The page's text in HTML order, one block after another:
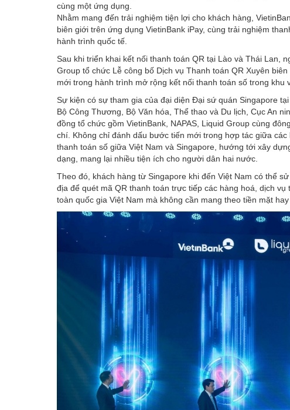
cùng một ứng dụng.
Nhằm mang đến trải nghiệm tiện lợi cho khách hàng,
biên giới trên ứng dụng VietinBank iPay, cùng trải nghiệm
hành trình quốc tế.
Sau khi triển khai kết nối thanh toán QR tại Lào và Thái Lan,
Group tổ chức Lễ công bố Dịch vụ Thanh toán QR Xuyên
mới trong hành trình mở rộng kết nối thanh toán số trong khu
Sự kiện có sự tham gia của đại diện Đại sứ quán Singapore
Bộ Công Thương, Bộ Văn hóa, Thể thao và Du lịch, Cục An
đồng tổ chức gồm VietinBank, NAPAS, Liquid Group cùng
chí. Không chỉ đánh dấu bước tiến mới trong hợp tác giữa
thanh toán số giữa Việt Nam và Singapore, hướng tới xây
dạng, mang lại nhiều tiện ích cho người dân hai nước.
Theo đó, khách hàng từ Singapore khi đến Việt Nam có thể
địa để quét mã QR thanh toán trực tiếp các hàng hoá, dịch
toàn quốc gia Việt Nam mà không cần mang theo tiền mặt hay